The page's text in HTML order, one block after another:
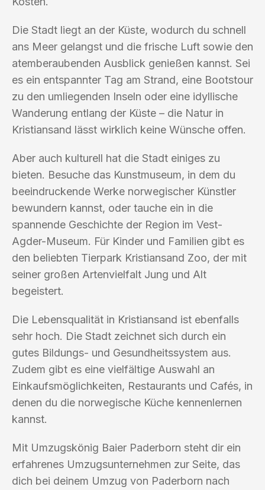
Die Stadt liegt an der Küste, wodurch du schnell
ans Meer gelangst und die frische Luft sowie den
atemberaubenden Ausblick genießen kannst. Sei
es ein entspannter Tag am Strand, eine Bootstour
zu den umliegenden Inseln oder eine idyllische
Wanderung entlang der Küste – die Natur in
Kristiansand lässt wirklich keine Wünsche offen.
Aber auch kulturell hat die Stadt einiges zu
bieten. Besuche das Kunstmuseum, in dem du
beeindruckende Werke norwegischer Künstler
bewundern kannst, oder tauche ein in die
spannende Geschichte der Region im Vest-
Agder-Museum. Für Kinder und Familien gibt es
den beliebten Tierpark Kristiansand Zoo, der mit
seiner großen Artenvielfalt Jung und Alt
begeistert.
Die Lebensqualität in Kristiansand ist ebenfalls
sehr hoch. Die Stadt zeichnet sich durch ein
gutes Bildungs- und Gesundheitssystem aus.
Zudem gibt es eine vielfältige Auswahl an
Einkaufsmöglichkeiten, Restaurants und Cafés, in
denen du die norwegische Küche kennenlernen
kannst.
Mit Umzugskönig Baier Paderborn steht dir ein
erfahrenes Umzugsunternehmen zur Seite, das
dich bei deinem Umzug von Paderborn nach